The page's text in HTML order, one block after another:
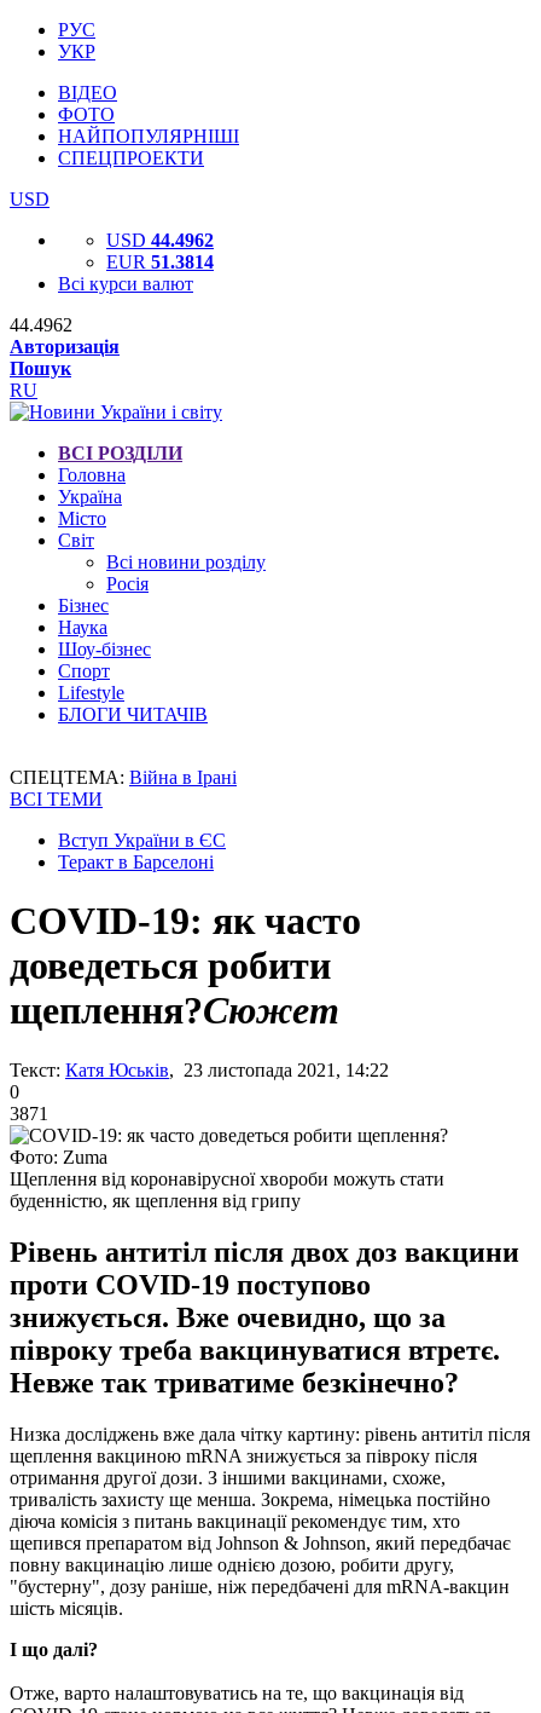
РУС
УКР
ВІДЕО
ФОТО
НАЙПОПУЛЯРНІШІ
СПЕЦПРОЕКТИ
USD
USD 44.4962
EUR 51.3814
Всі курси валют
44.4962
Авторизація
Пошук
RU
ВСІ РОЗДІЛИ
Головна
Україна
Місто
Світ
Всі новини розділу
Росія
Бізнес
Наука
Шоу-бізнес
Спорт
Lifestyle
БЛОГИ ЧИТАЧІВ
СПЕЦТЕМА: Війна в Ірані
ВСІ ТЕМИ
Вступ України в ЄС
Теракт в Барселоні
COVID-19: як часто
доведеться робити
щеплення?Сюжет
Текст: Катя Юськів, 23 листопада 2021, 14:22
0
3871
Фото: Zuma
Щеплення від коронавірусної хвороби можуть стати
буденністю, як щеплення від грипу
Рівень антитіл після двох доз вакцини
проти COVID-19 поступово
знижується. Вже очевидно, що за
півроку треба вакцинуватися втретє.
Невже так триватиме безкінечно?
Низка досліджень вже дала чітку картину: рівень антитіл після
щеплення вакциною mRNA знижується за півроку після
отримання другої дози. З іншими вакцинами, схоже,
тривалість захисту ще менша. Зокрема, німецька постійно
діюча комісія з питань вакцинації рекомендує тим, хто
щепився препаратом від Johnson & Johnson, який передбачає
повну вакцинацію лише однією дозою, робити другу,
"бустерну", дозу раніше, ніж передбачені для mRNA-вакцин
шість місяців.
І що далі?
Отже, варто налаштовуватись на те, що вакцинація від